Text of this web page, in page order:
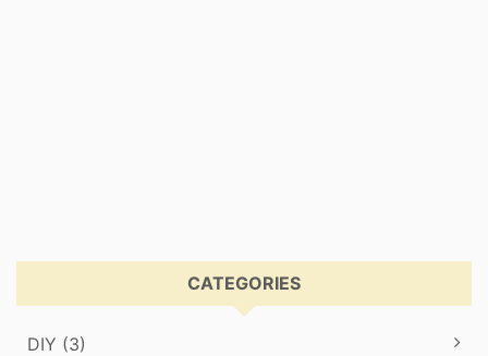
CATEGORIES
DIY (3)